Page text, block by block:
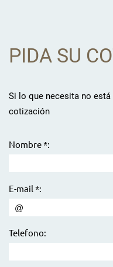
PIDA SU
Si lo que necesita no
cotización
Nombre *:
E-mail *:
Telefono: